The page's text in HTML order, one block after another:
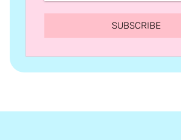
SUBSCRIBE